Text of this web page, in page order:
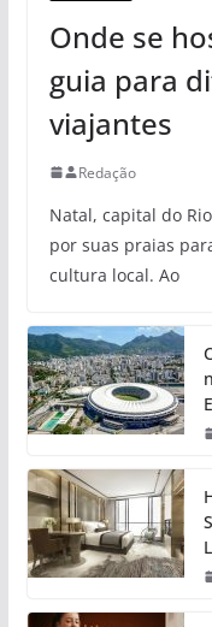
Onde se
guia para
viajantes
Redação
Natal, capital do
por suas praias
cultura local. Ao